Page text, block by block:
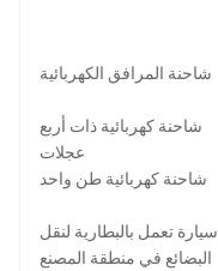
شاحنة المرافق الكهربائية
شاحنة كهربائية ذات أربع
عجلات
شاحنة كهربائية طن واحد
سيارة تعمل بالبطارية لنقل
البضائع في منطقة المصنع